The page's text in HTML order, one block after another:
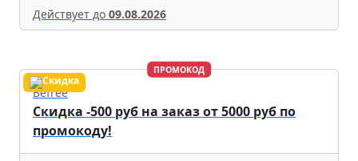
Действует до 09.08.2026
ПРОМОКОД
Befree
Скидка -500 руб на заказ от 5000 руб по
промокоду!